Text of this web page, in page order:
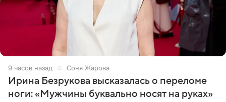
9 часов назад Соня Жарова
Ирина Безрукова высказалась о переломе
ноги: «Мужчины буквально носят на руках»